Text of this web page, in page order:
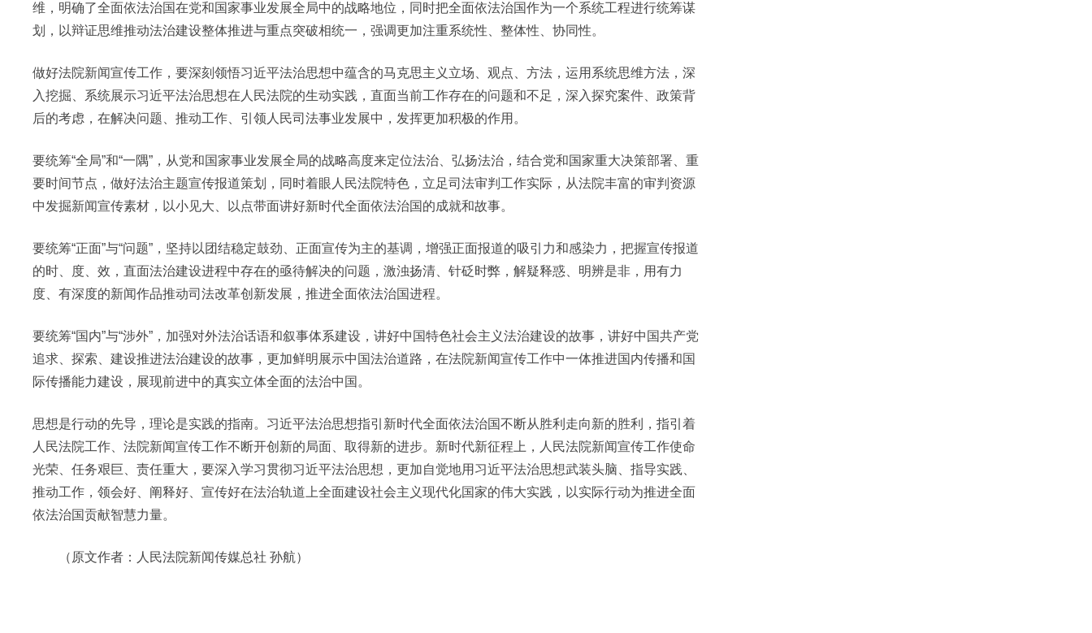
维，明确了全面依法治国在党和国家事业发展全局中的战略地位，同时把全面依法治国作为一个系统工程进行统筹谋
划，以辩证思维推动法治建设整体推进与重点突破相统一，强调更加注重系统性、整体性、协同性。
做好法院新闻宣传工作，要深刻领悟习近平法治思想中蕴含的马克思主义立场、观点、方法，运用系统思维方法，深
入挖掘、系统展示习近平法治思想在人民法院的生动实践，直面当前工作存在的问题和不足，深入探究案件、政策背
后的考虑，在解决问题、推动工作、引领人民司法事业发展中，发挥更加积极的作用。
要统筹“全局”和“一隅”，从党和国家事业发展全局的战略高度来定位法治、弘扬法治，结合党和国家重大决策部署、重
要时间节点，做好法治主题宣传报道策划，同时着眼人民法院特色，立足司法审判工作实际，从法院丰富的审判资源
中发掘新闻宣传素材，以小见大、以点带面讲好新时代全面依法治国的成就和故事。
要统筹“正面”与“问题”，坚持以团结稳定鼓劲、正面宣传为主的基调，增强正面报道的吸引力和感染力，把握宣传报道
的时、度、效，直面法治建设进程中存在的亟待解决的问题，激浊扬清、针砭时弊，解疑释惑、明辨是非，用有力
度、有深度的新闻作品推动司法改革创新发展，推进全面依法治国进程。
要统筹“国内”与“涉外”，加强对外法治话语和叙事体系建设，讲好中国特色社会主义法治建设的故事，讲好中国共产党
追求、探索、建设推进法治建设的故事，更加鲜明展示中国法治道路，在法院新闻宣传工作中一体推进国内传播和国
际传播能力建设，展现前进中的真实立体全面的法治中国。
思想是行动的先导，理论是实践的指南。习近平法治思想指引新时代全面依法治国不断从胜利走向新的胜利，指引着
人民法院工作、法院新闻宣传工作不断开创新的局面、取得新的进步。新时代新征程上，人民法院新闻宣传工作使命
光荣、任务艰巨、责任重大，要深入学习贯彻习近平法治思想，更加自觉地用习近平法治思想武装头脑、指导实践、
推动工作，领会好、阐释好、宣传好在法治轨道上全面建设社会主义现代化国家的伟大实践，以实际行动为推进全面
依法治国贡献智慧力量。
（原文作者：人民法院新闻传媒总社 孙航）